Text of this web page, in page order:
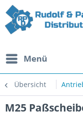
Menü
Übersicht
M25